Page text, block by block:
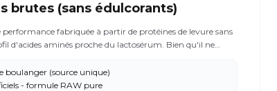
brutes (sans édulcorants)
fabriquée à partir de protéines de levure sans
aminés proche du lactosérum. Bien qu'il ne
shake. Conçu pour optimiser la récupération
et le microbiote, il est le choix idéal pour ceux qui
boulanger (source unique)
- formule RAW pure